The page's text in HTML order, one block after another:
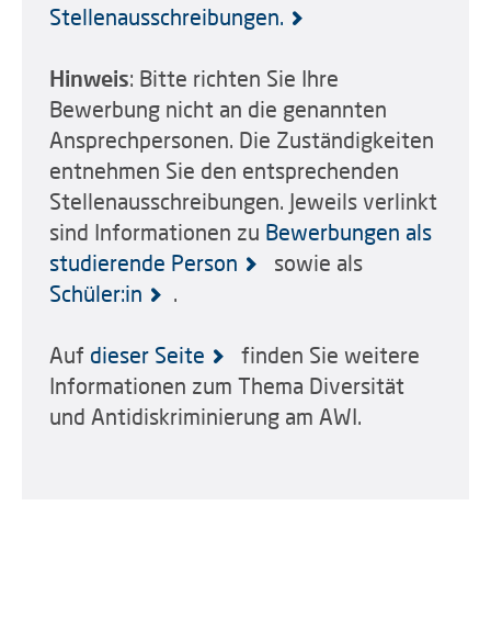
Stellenausschreibungen.
Hinweis: Bitte richten Sie Ihre
Bewerbung nicht an die genannten
Ansprechpersonen. Die Zuständigkeiten
entnehmen Sie den entsprechenden
Stellenausschreibungen. Jeweils verlinkt
sind Informationen zu Bewerbungen als
studierende Person
sowie als
Schüler:in
.
Auf dieser Seite
finden Sie weitere
Informationen zum Thema Diversität
und Antidiskriminierung am AWI.